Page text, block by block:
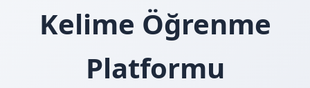
Kelime Öğrenme
Platformu